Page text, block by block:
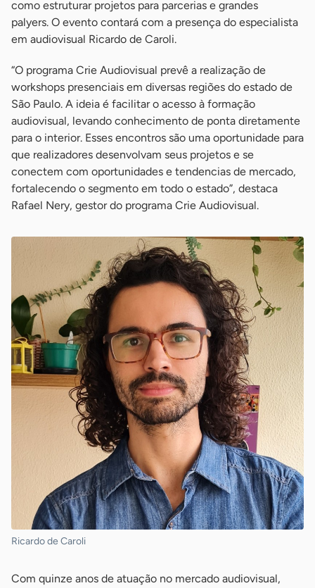
como estruturar projetos para parcerias e grandes
palyers. O evento contará com a presença do especialista
em audiovisual Ricardo de Caroli.
“O programa Crie Audiovisual prevê a realização de
workshops presenciais em diversas regiões do estado de
São Paulo. A ideia é facilitar o acesso à formação
audiovisual, levando conhecimento de ponta diretamente
para o interior. Esses encontros são uma oportunidade para
que realizadores desenvolvam seus projetos e se
conectem com oportunidades e tendencias de mercado,
fortalecendo o segmento em todo o estado”, destaca
Rafael Nery, gestor do programa Crie Audiovisual.
Ricardo de Caroli
Com quinze anos de atuação no mercado audiovisual,